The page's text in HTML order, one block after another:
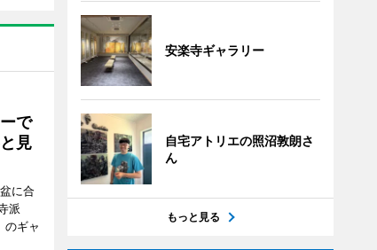
で
見
に合
派
のギャ
安楽寺ギャラリー
自宅アトリエの照沼敦朗さ
ん
もっと見る